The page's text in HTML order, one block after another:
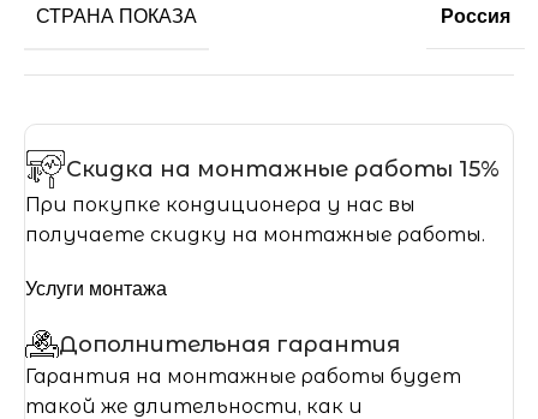
СТРАНА ПОКАЗА Россия
Скидка на монтажные работы 15%
При покупке кондиционера у нас вы
получаете скидку на монтажные работы.
Услуги монтажа
Дополнительная гарантия
Гарантия на монтажные работы будет
такой же длительности, как и